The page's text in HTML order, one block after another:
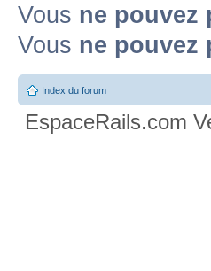
Vous ne pouvez
Vous ne pouvez
Index du forum
EspaceRails.com